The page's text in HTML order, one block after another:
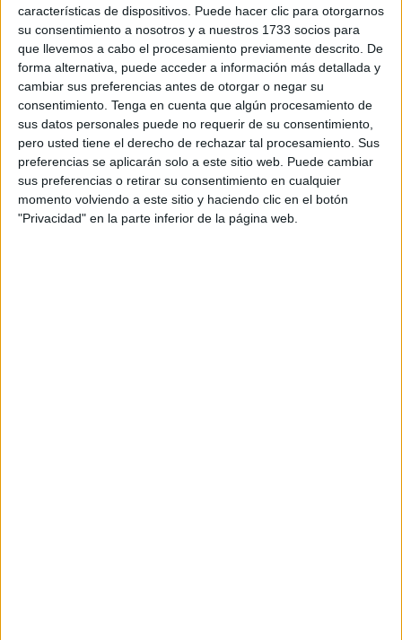
características de dispositivos. Puede hacer clic para otorgarnos
su consentimiento a nosotros y a nuestros 1733 socios para
que llevemos a cabo el procesamiento previamente descrito. De
forma alternativa, puede acceder a información más detallada y
cambiar sus preferencias antes de otorgar o negar su
consentimiento. Tenga en cuenta que algún procesamiento de
sus datos personales puede no requerir de su consentimiento,
pero usted tiene el derecho de rechazar tal procesamiento. Sus
preferencias se aplicarán solo a este sitio web. Puede cambiar
sus preferencias o retirar su consentimiento en cualquier
momento volviendo a este sitio y haciendo clic en el botón
"Privacidad" en la parte inferior de la página web.
Ceuta invadida, sus médicos
sobrepasados
HACE 4 HORAS
Carta abierta al ministro de Asuntos
Exteriores, Unión Europea y Cooperación
HACE 4 HORAS
El Colegio de Médicos pide a Mónica
García medidas urgentes ante la
"catástrofe asistencial" en Ceuta